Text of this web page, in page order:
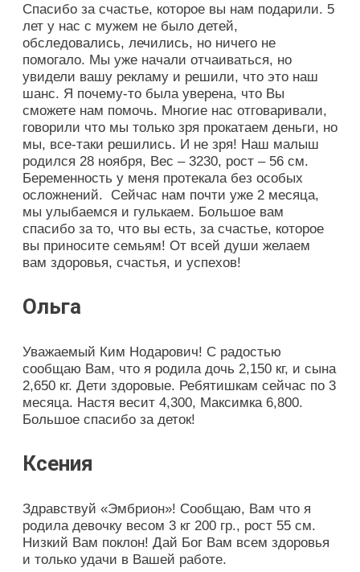
Спасибо за счастье, которое вы нам подарили. 5
лет у нас с мужем не было детей,
обследовались, лечились, но ничего не
помогало. Мы уже начали отчаиваться, но
увидели вашу рекламу и решили, что это наш
шанс. Я почему-то была уверена, что Вы
сможете нам помочь. Многие нас отговаривали,
говорили что мы только зря прокатаем деньги, но
мы, все-таки решились. И не зря! Наш малыш
родился 28 ноября, Вес – 3230, рост – 56 см.
Беременность у меня протекала без особых
осложнений. Сейчас нам почти уже 2 месяца,
мы улыбаемся и гулькаем. Большое вам
спасибо за то, что вы есть, за счастье, которое
вы приносите семьям! От всей души желаем
вам здоровья, счастья, и успехов!
Ольга
Уважаемый Ким Нодарович! С радостью
сообщаю Вам, что я родила дочь 2,150 кг, и сына
2,650 кг. Дети здоровые. Ребятишкам сейчас по 3
месяца. Настя весит 4,300, Максимка 6,800.
Большое спасибо за деток!
Ксения
Здравствуй «Эмбрион»! Сообщаю, Вам что я
родила девочку весом 3 кг 200 гр., рост 55 см.
Низкий Вам поклон! Дай Бог Вам всем здоровья
и только удачи в Вашей работе.